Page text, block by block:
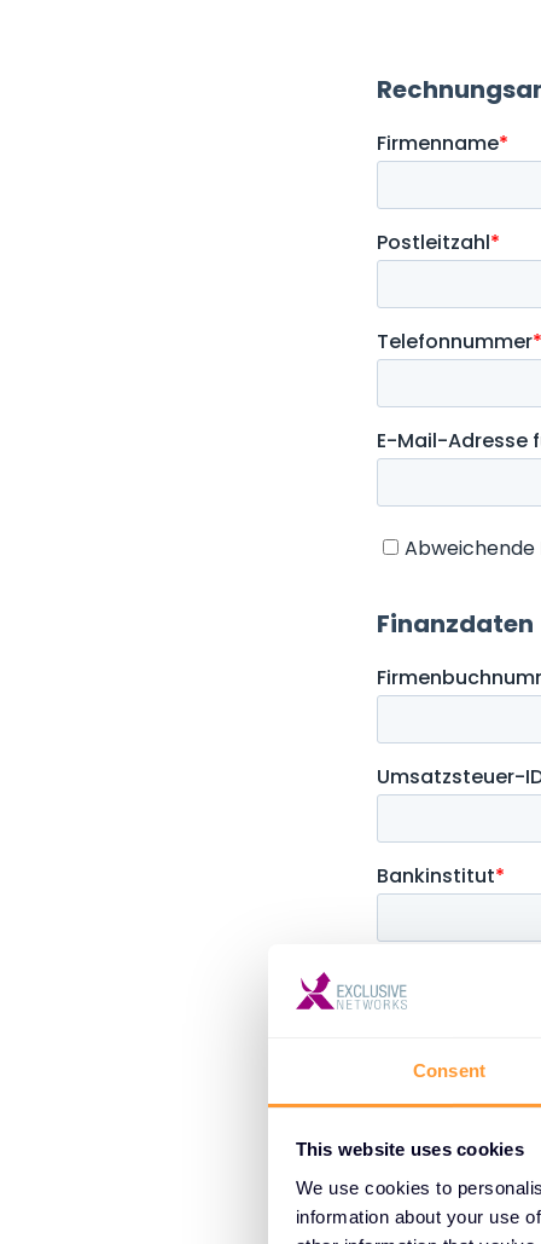
Consent
This website uses cookies
We use cookies to
information about your use